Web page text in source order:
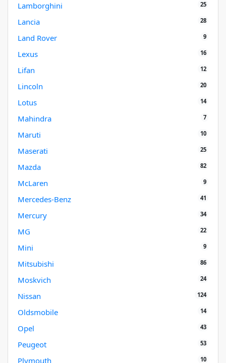
Lamborghini 25
Lancia 28
Land Rover 9
Lexus 16
Lifan 12
Lincoln 20
Lotus 14
Mahindra 7
Maruti 10
Maserati 25
Mazda 82
McLaren 9
Mercedes-Benz 41
Mercury 34
MG 22
Mini 9
Mitsubishi 86
Moskvich 24
Nissan 124
Oldsmobile 14
Opel 43
Peugeot 53
Plymouth 10